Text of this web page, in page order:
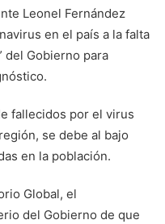
Leonel Fernández
en el país a la falta
del Gobierno para
fallecidos por el virus
se debe al bajo
en la población.
Global, el
del Gobierno de que